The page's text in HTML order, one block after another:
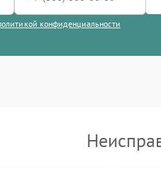
конфиденциальности